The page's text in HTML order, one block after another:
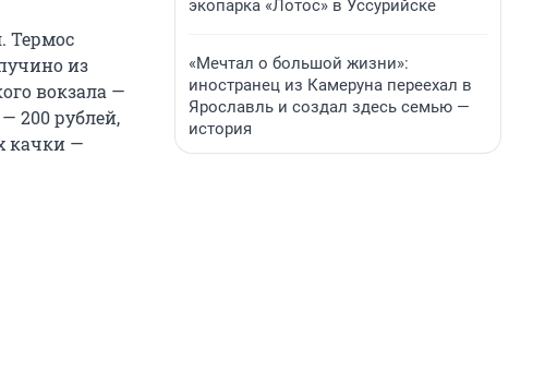
Термос
из
вокзала —
200 рублей,
качки —
экопарка «Лотос» в Уссурийске
«Мечтал о большой жизни»:
иностранец из Камеруна переехал в
Ярославль и создал здесь семью —
история